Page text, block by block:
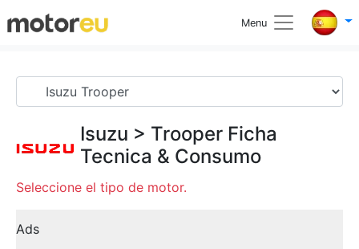
Menu
Isuzu > Trooper Ficha
Tecnica & Consumo
Seleccione el tipo de motor.
Ads